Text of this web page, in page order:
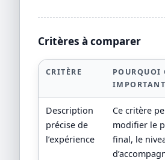
Critères à comparer
CRITÈRE
POURQUOI
IMPORTANT
Description
précise de
l’expérience
Ce critère
modifier le
final, le